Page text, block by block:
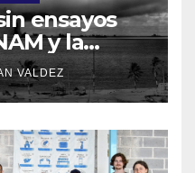
ensayos
y la
30 años de
VALDEZ